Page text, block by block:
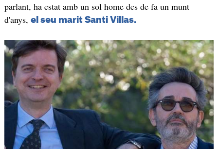
parlant, ha estat amb un sol home des de fa un munt
d'anys, el seu marit Santi Villas.